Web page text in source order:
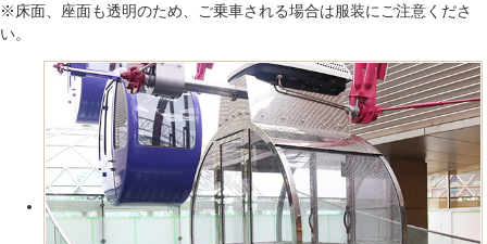
※床面、座面も透明のため、ご乗車される場合は服装にご注意くださ
い。